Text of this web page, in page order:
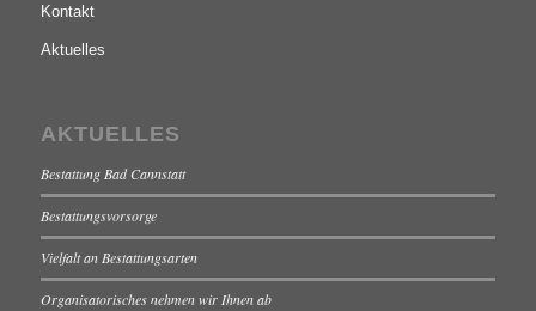
Kontakt
Aktuelles
AKTUELLES
Bestattung Bad Cannstatt
Bestattungsvorsorge
Vielfalt an Bestattungsarten
Organisatorisches nehmen wir Ihnen ab